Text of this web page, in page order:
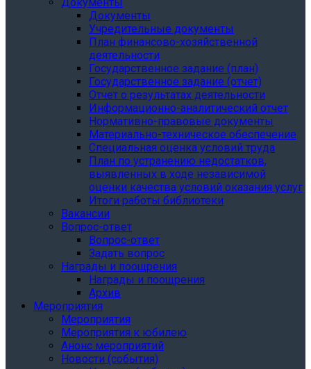
Документы
Учредительные документы
План финансово-хозяйственной
деятельности
Государственное задание (план)
Государственное задание (отчет)
Отчет о результатах деятельности
Информационно-аналитический отчет
Нормативно-правовые документы
Материально-техническое обеспечение
Специальная оценка условий труда
План по устранению недостатков,
выявленных в ходе независимой
оценки качества условий оказания услуг
Итоги работы библиотеки
Вакансии
Вопрос-ответ
Вопрос-ответ
Задать вопрос
Награды и поощрения
Награды и поощрения
Архив
Мероприятия
Мероприятия
Мероприятия к юбилею
Анонс мероприятий
Новости (события)